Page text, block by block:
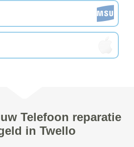
Telefoon reparatie
in Twello